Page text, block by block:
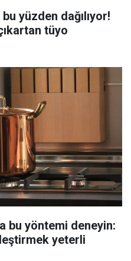
yüzden dağılıyor!
tüyo
bu yöntemi deneyin:
yeterli